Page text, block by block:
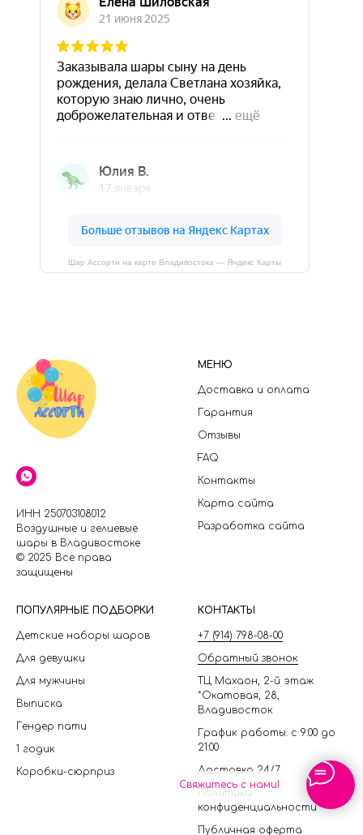
Свяжитесь с нами!
Шар Ассорти на карте Владивостока — Яндекс Карты
ИНН 250703108012
Воздушные и гелиевые
шары в Владивостоке
© 2025 Все права
защищены
МЕНЮ
Доставка и оплата
Гарантия
Отзывы
FAQ
Контакты
Карта сайта
Разработка сайта
ПОПУЛЯРНЫЕ ПОДБОРКИ
Детские наборы шаров
Для девушки
Для мужчины
Выписка
Гендер пати
1 годик
Коробки-сюрприз
КОНТАКТЫ
+7 (914) 798-08-00
Обратный звонок
ТЦ Махаон, 2-й этаж
*Окатовая, 28,
Владивосток
График работы: с 9:00 до
21:00
Доставка 24/7
Политика
конфиденциальности
Публичная оферта